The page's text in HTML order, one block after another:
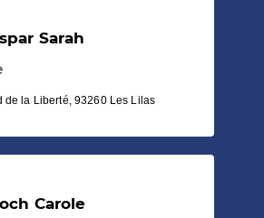
Sarah
de la Liberté, 93260 Les Lilas
Carole